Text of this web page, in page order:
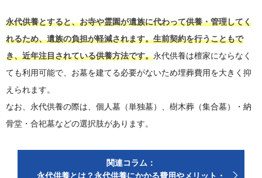
永代供養とすると、お寺や霊園が遺族に代わって供養・管理してく
れるため、遺族の負担が軽減されます。生前契約を行うこともで
き、近年注目されている供養方法です。永代供養は檀家にならなく
ても利用可能で、お墓を建てる必要がないため埋葬費用を大きく抑
えられます。
なお、永代供養の際は、個人墓（単独墓）、樹木葬（集合墓）・納
骨堂・合祀墓などの選択肢があります。
関連コラム：
永代供養とは？永代供養にかかる費用やメリット・